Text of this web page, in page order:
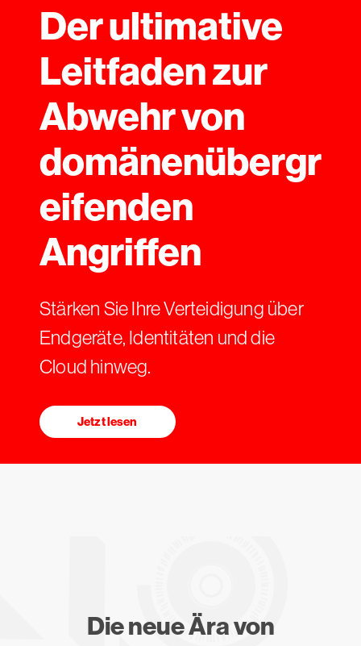
Der ultimative
Leitfaden zur
Abwehr von
domänenübergr
eifenden
Angriffen
Stärken Sie Ihre Verteidigung über
Endgeräte, Identitäten und die
Cloud hinweg.
Jetzt lesen
Die neue Ära von